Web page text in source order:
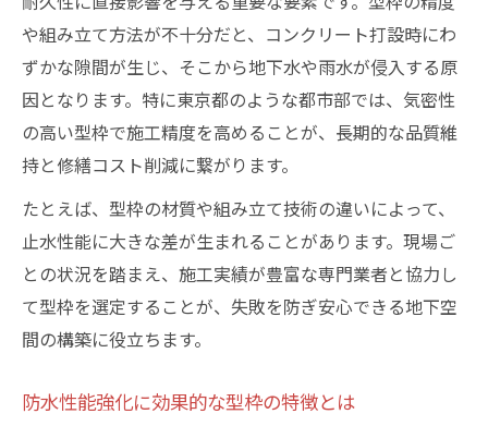
や組み立て方法が不十分だと、コンクリート打設時にわ
ずかな隙間が生じ、そこから地下水や雨水が侵入する原
因となります。特に東京都のような都市部では、気密性
の高い型枠で施工精度を高めることが、長期的な品質維
持と修繕コスト削減に繋がります。
たとえば、型枠の材質や組み立て技術の違いによって、
止水性能に大きな差が生まれることがあります。現場ご
との状況を踏まえ、施工実績が豊富な専門業者と協力し
て型枠を選定することが、失敗を防ぎ安心できる地下空
間の構築に役立ちます。
防水性能強化に効果的な型枠の特徴とは